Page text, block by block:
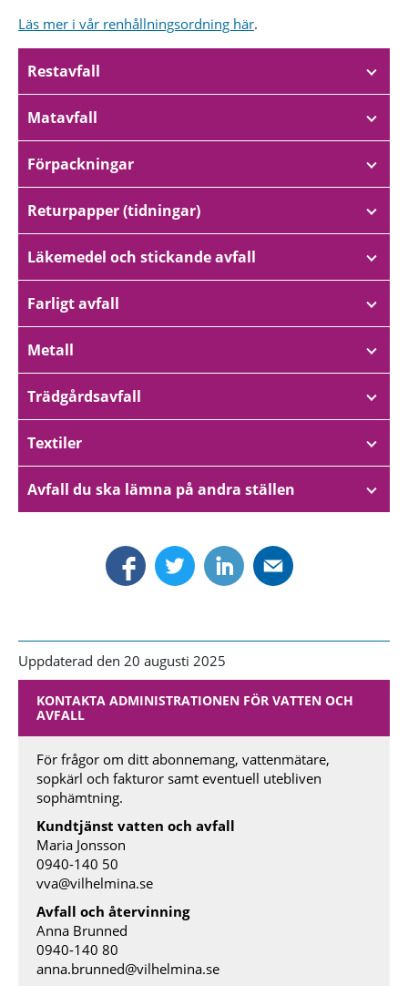
Läs mer i vår renhållningsordning här.
Restavfall
Matavfall
Förpackningar
Returpapper (tidningar)
Läkemedel och stickande avfall
Farligt avfall
Metall
Trädgårdsavfall
Textiler
Avfall du ska lämna på andra ställen
Uppdaterad den 20 augusti 2025
KONTAKTA ADMINISTRATIONEN FÖR VATTEN OCH
AVFALL
För frågor om ditt abonnemang, vattenmätare,
sopkärl och fakturor samt eventuell utebliven
sophämtning.
Kundtjänst vatten och avfall
Maria Jonsson
0940-140 50
vva@vilhelmina.se
Avfall och återvinning
Anna Brunned
0940-140 80
anna.brunned@vilhelmina.se